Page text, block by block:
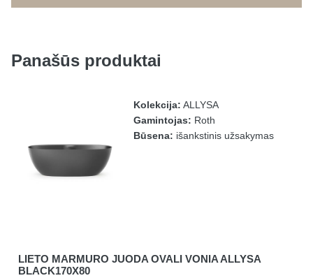
Panašūs produktai
Kolekcija: ALLYSA
Gamintojas: Roth
Būsena: išankstinis užsakymas
LIETO MARMURO JUODA OVALI VONIA ALLYSA
BLACK170X80